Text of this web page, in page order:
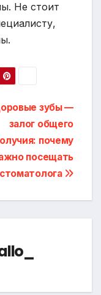
Не стоит
зубы —
залог общего
почему
посещать
стоматолога